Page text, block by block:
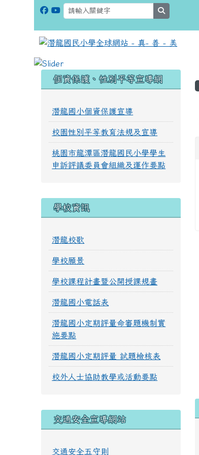
個資保護、性別平等宣導網
潛龍國小個資保護宣導
校園性別平等教育法規及宣導
桃園市龍潭區潛龍國民小學學生
申訴評議委員會組織及運作要點
學校資訊
潛龍校歌
學校願景
學校課程計畫暨公開授課規畫
潛龍國小電話表
潛龍國小定期評量命審題機制實
施要點
潛龍國小定期評量 試題檢核表
校外人士協助教學或活動要點
交通安全宣導網站
交通安全五守則